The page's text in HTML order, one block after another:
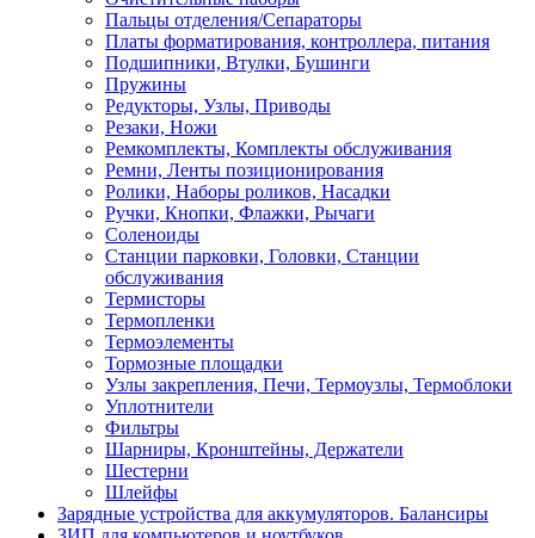
Пальцы отделения/Сепараторы
Платы форматирования, контроллера, питания
Подшипники, Втулки, Бушинги
Пружины
Редукторы, Узлы, Приводы
Резаки, Ножи
Ремкомплекты, Комплекты обслуживания
Ремни, Ленты позиционирования
Ролики, Наборы роликов, Насадки
Ручки, Кнопки, Флажки, Рычаги
Соленоиды
Станции парковки, Головки, Станции
обслуживания
Термисторы
Термопленки
Термоэлементы
Тормозные площадки
Узлы закрепления, Печи, Термоузлы, Термоблоки
Уплотнители
Фильтры
Шарниры, Кронштейны, Держатели
Шестерни
Шлейфы
Зарядные устройства для аккумуляторов. Балансиры